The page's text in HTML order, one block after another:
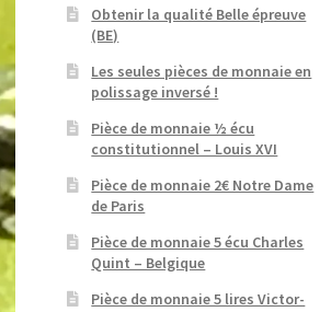
Obtenir la qualité Belle épreuve
(BE)
Les seules pièces de monnaie en
polissage inversé !
Pièce de monnaie ½ écu
constitutionnel – Louis XVI
Pièce de monnaie 2€ Notre Dame
de Paris
Pièce de monnaie 5 écu Charles
Quint – Belgique
Pièce de monnaie 5 lires Victor-